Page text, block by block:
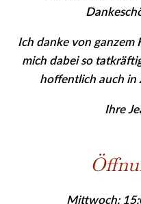
Ich danke von ganzem
mich dabei so
hoffentlich auch in
Ihre
Mittwoch: